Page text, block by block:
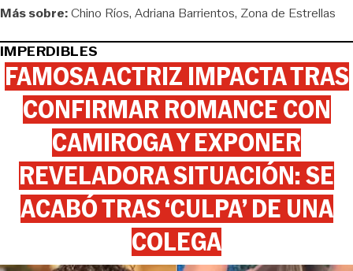
Más sobre:Chino Ríos Adriana Barrientos Zona de Estrellas
IMPERDIBLES
FAMOSA ACTRIZ IMPACTA TRAS
CONFIRMAR ROMANCE CON
CAMIROGA Y EXPONER
REVELADORA SITUACIÓN: SE
ACABÓ TRAS ‘CULPA’ DE UNA
COLEGA